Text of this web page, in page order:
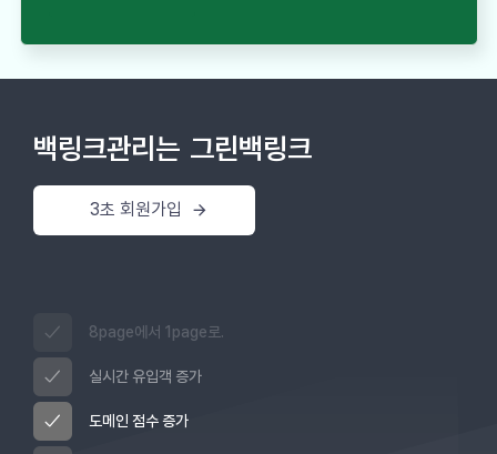
백링크관리는 그린백링크
3초 회원가입
8page에서 1page로.
실시간 유입객 증가
도메인 점수 증가